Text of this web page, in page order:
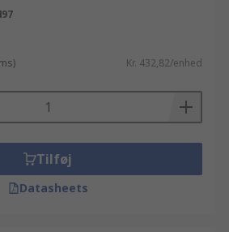
Kr. 432,82/enhed
Tilføj
Datasheets